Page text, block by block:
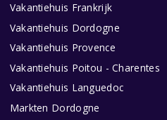
Vakantiehuis Frankrijk
Vakantiehuis Dordogne
Vakantiehuis Provence
Vakantiehuis Poitou - Charentes
Vakantiehuis Languedoc
Markten Dordogne